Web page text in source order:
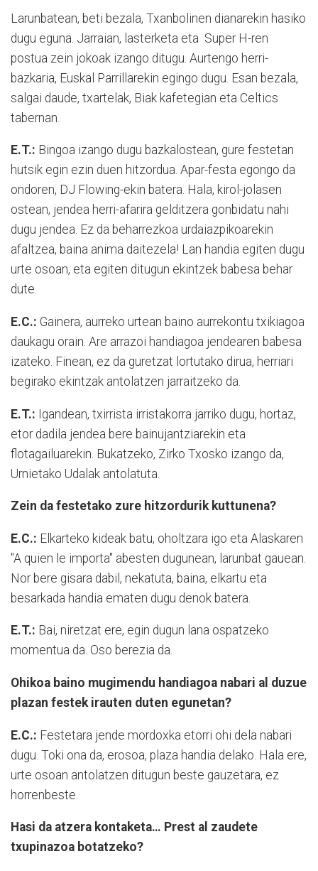
Larunbatean, beti bezala, Txanbolinen dianarekin hasiko
dugu eguna. Jarraian, lasterketa eta Super H-ren
postua zein jokoak izango ditugu. Aurtengo herri-
bazkaria, Euskal Parrillarekin egingo dugu. Esan bezala,
salgai daude, txartelak, Biak kafetegian eta Celtics
tabernan.
E.T.: Bingoa izango dugu bazkalostean, gure festetan
hutsik egin ezin duen hitzordua. Apar-festa egongo da
ondoren, DJ Flowing-ekin batera. Hala, kirol-jolasen
ostean, jendea herri-afarira gelditzera gonbidatu nahi
dugu jendea. Ez da beharrezkoa urdaiazpikoarekin
afaltzea, baina anima daitezela! Lan handia egiten dugu
urte osoan, eta egiten ditugun ekintzek babesa behar
dute.
E.C.: Gainera, aurreko urtean baino aurrekontu txikiagoa
daukagu orain. Are arrazoi handiagoa jendearen babesa
izateko. Finean, ez da guretzat lortutako dirua, herriari
begirako ekintzak antolatzen jarraitzeko da.
E.T.: Igandean, txirrista irristakorra jarriko dugu, hortaz,
etor dadila jendea bere bainujantziarekin eta
flotagailuarekin. Bukatzeko, Zirko Txosko izango da,
Urnietako Udalak antolatuta.
Zein da festetako zure hitzordurik kuttunena?
E.C.: Elkarteko kideak batu, oholtzara igo eta Alaskaren
"A quien le importa" abesten dugunean, larunbat gauean.
Nor bere gisara dabil, nekatuta, baina, elkartu eta
besarkada handia ematen dugu denok batera.
E.T.: Bai, niretzat ere, egin dugun lana ospatzeko
momentua da. Oso berezia da.
Ohikoa baino mugimendu handiagoa nabari al duzue
plazan festek irauten duten egunetan?
E.C.: Festetara jende mordoxka etorri ohi dela nabari
dugu. Toki ona da, erosoa, plaza handia delako. Hala ere,
urte osoan antolatzen ditugun beste gauzetara, ez
horrenbeste.
Hasi da atzera kontaketa… Prest al zaudete
txupinazoa botatzeko?